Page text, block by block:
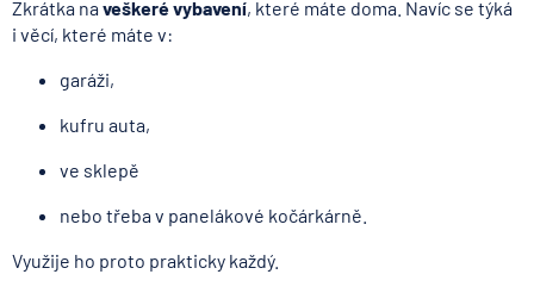
Zkrátka na veškeré vybavení, které máte doma. Navíc se týká
i věcí, které máte v:
garáži,
kufru auta,
ve sklepě
nebo třeba v panelákové kočárkárně.
Využije ho proto prakticky každý.